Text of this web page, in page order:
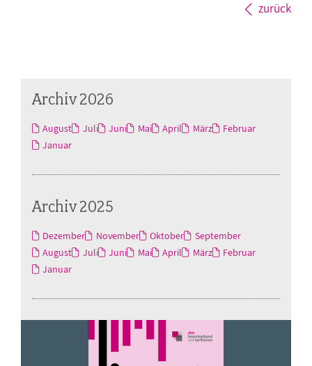
zurück
Archiv 2026
August Juli Juni Mai April März
Februar
Januar
Archiv 2025
Dezember November Oktober
September
August
Juli Juni Mai April März
Februar
Januar